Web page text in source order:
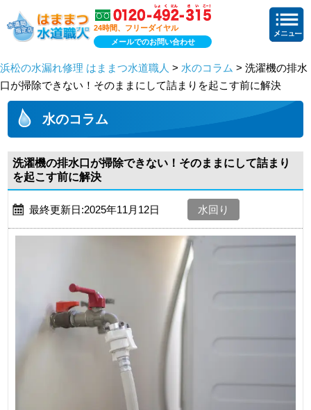
24時間、フリーダイヤル
メールでのお問い合わせ
浜松の水漏れ修理 はままつ水道職人 > 水のコラム > 洗濯機の排水
口が掃除できない！そのままにして詰まりを起こす前に解決
水のコラム
洗濯機の排水口が掃除できない！そのままにして詰まり
を起こす前に解決
最終更新日:2025年11月12日 水回り